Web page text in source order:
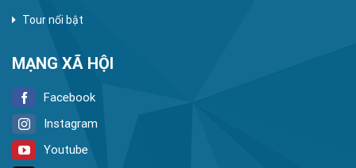
Tour nổi bật
MẠNG XÃ HỘI
Facebook
Instagram
Youtube